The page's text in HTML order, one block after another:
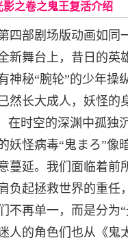
之卷之鬼王复活介绍
四部剧场版动画如
新舞台上，昔日的英
神秘“腕轮”的少年操
然长大成人，妖怪的
在时空的深渊中孤独
妖怪病毒“鬼まろ”像
蔓延。我们面临着前
负起拯救世界的重任
不再单一，而是分为
人的角色们也从《鬼